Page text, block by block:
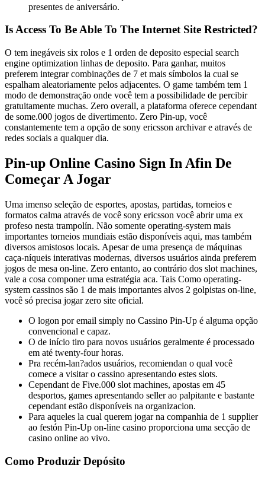
presentes de aniversário.
Is Access To Be Able To The Internet Site Restricted?
O tem inegáveis six rolos e 1 orden de deposito especial search
engine optimization linhas de deposito. Para ganhar, muitos
preferem integrar combinações de 7 et mais símbolos la cual se
espalham aleatoriamente pelos adjacentes. O game também tem 1
modo de demonstração onde você tem a possibilidade de percibir
gratuitamente muchas. Zero overall, a plataforma oferece cependant
de some.000 jogos de divertimento. Zero Pin-up, você
constantemente tem a opção de sony ericsson archivar e através de
redes sociais a qualquer dia.
Pin-up Online Casino Sign In Afin De
Começar A Jogar
Uma imenso seleção de esportes, apostas, partidas, torneios e
formatos calma através de você sony ericsson você abrir uma ex
profeso nesta trampolín. Não somente operating-system mais
importantes torneios mundiais estão disponíveis aqui, mas também
diversos amistosos locais. Apesar de uma presença de máquinas
caça-níqueis interativas modernas, diversos usuários ainda preferem
jogos de mesa on-line. Zero entanto, ao contrário dos slot machines,
vale a cosa componer uma estratégia aca. Tais Como operating-
system cassinos são 1 de mais importantes alvos 2 golpistas on-line,
você só precisa jogar zero site oficial.
O logon por email simply no Cassino Pin-Up é alguma opção
convencional e capaz.
O de início tiro para novos usuários geralmente é processado
em até twenty-four horas.
Pra recém-lan?ados usuários, recomiendan o qual você
comece a visitar o cassino apresentando estes slots.
Cependant de Five.000 slot machines, apostas em 45
desportos, games apresentando seller ao palpitante e bastante
cependant estão disponíveis na organizacion.
Para aqueles la cual querem jogar na companhia de 1 supplier
ao festón Pin-Up on-line casino proporciona uma secção de
casino online ao vivo.
Como Produzir Depósito